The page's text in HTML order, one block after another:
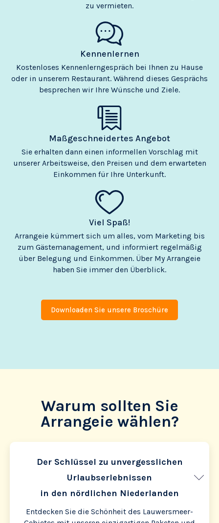
zu vermieten.
Kennenlernen
Kostenloses Kennenlerngespräch bei Ihnen zu Hause
oder in unserem Restaurant. Während dieses Gesprächs
besprechen wir Ihre Wünsche und Ziele.
Maßgeschneidertes Angebot
Sie erhalten dann einen informellen Vorschlag mit
unserer Arbeitsweise, den Preisen und dem erwarteten
Einkommen für Ihre Unterkunft.
Viel Spaß!
Arrangeie kümmert sich um alles, vom Marketing bis
zum Gästemanagement, und informiert regelmäßig
über Belegung und Einkommen. Über My Arrangeie
haben Sie immer den Überblick.
Downloaden Sie unsere Broschüre
Warum sollten Sie
Arrangeie wählen?
Der Schlüssel zu unvergesslichen
Urlaubserlebnissen
in den nördlichen Niederlanden
Entdecken Sie die Schönheit des Lauwersmeer-